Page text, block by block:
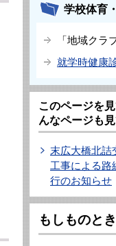
学校体育
「地域クラ
就学時健康
このページを
んなページも
末広大橋北詰
工事による路
行のお知らせ
もしものとき